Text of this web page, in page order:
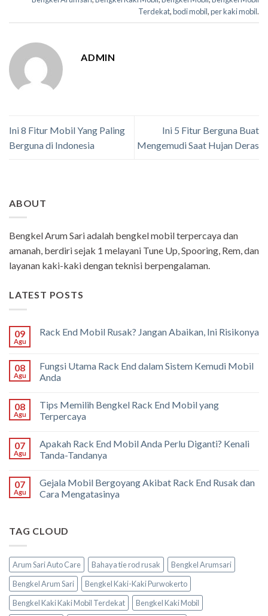
ABOUT
Bengkel Arum Sari adalah bengkel mobil terpercaya dan
amanah, berdiri sejak 1 melayani Tune Up, Spooring, Rem, dan
layanan kaki-kaki dengan teknisi berpengalaman.
LATEST POSTS
09
Agu
Rack End Mobil Rusak? Jangan Abaikan, Ini Risikonya
08
Agu
Fungsi Utama Rack End dalam Sistem Kemudi Mobil
Anda
08
Agu
Tips Memilih Bengkel Rack End Mobil yang
Terpercaya
07
Agu
Apakah Rack End Mobil Anda Perlu Diganti? Kenali
Tanda-Tandanya
07
Agu
Gejala Mobil Bergoyang Akibat Rack End Rusak dan
Cara Mengatasinya
TAG CLOUD
Arum Sari Auto Care Bahaya tie rod rusak
Bengkel Arumsari
Bengkel Arum Sari
Bengkel Kaki-Kaki Purwokerto
Bengkel Kaki Kaki Mobil Terdekat
Bengkel Kaki Mobil
Terdekat,bodi mobil,per kaki mobil.
ADMIN
Ini 8 Fitur Mobil Yang Paling
Berguna di Indonesia
Ini 5 Fitur Berguna Buat
Mengemudi Saat Hujan Deras